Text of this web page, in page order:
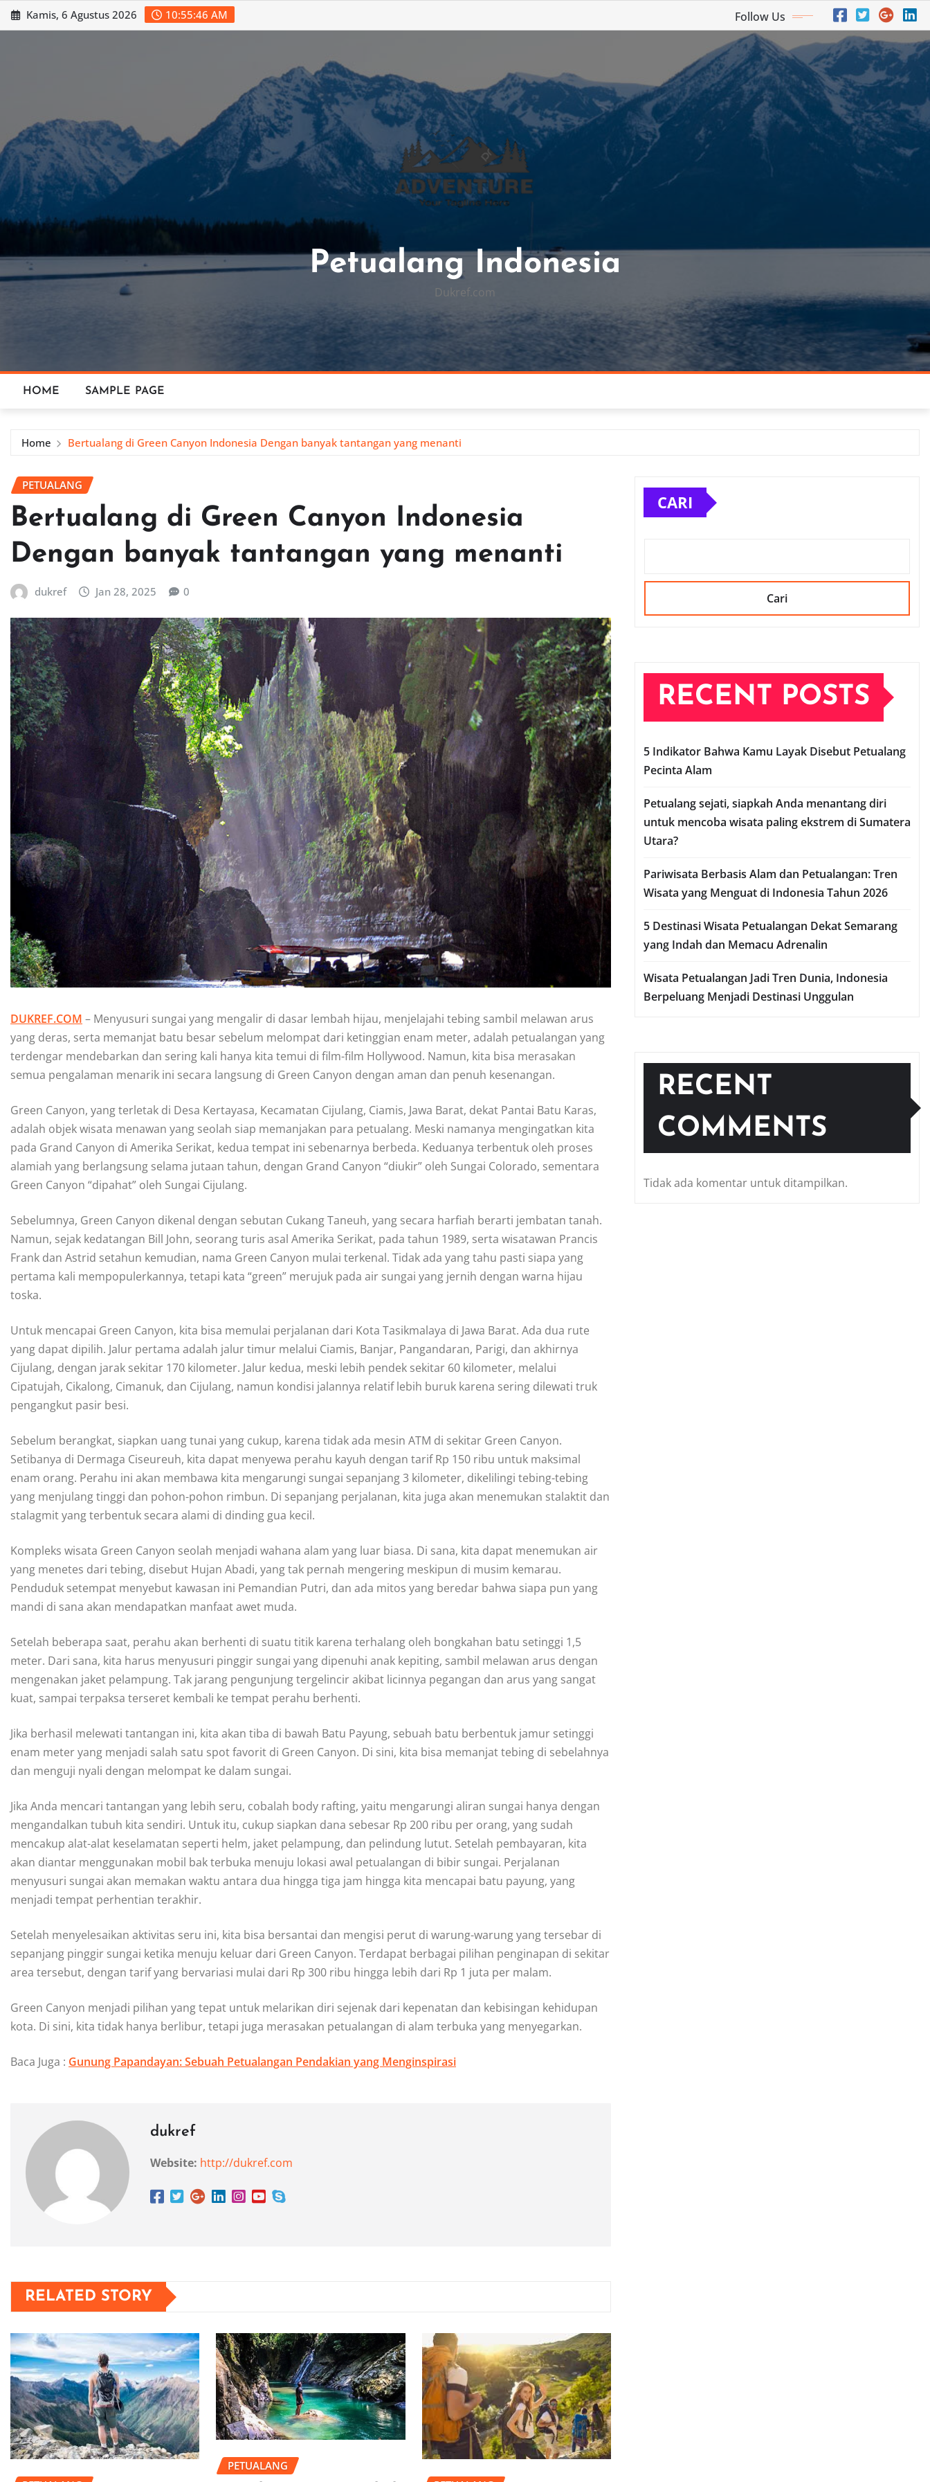
Skip
to
Kamis, 6 Agustus 2026 10:55:48 AM Follow Us
Petualang Indonesia
Dukref.com
HOME SAMPLE PAGE
Home Bertualang di Green Canyon Indonesia Dengan banyak tantangan yang menanti
PETUALANG
Bertualang di Green Canyon Indonesia
Dengan banyak tantangan yang menanti
dukref Jan 28, 2025 0
DUKREF.COM – Menyusuri sungai yang mengalir di dasar lembah hijau, menjelajahi tebing sambil melawan arus
yang deras, serta memanjat batu besar sebelum melompat dari ketinggian enam meter, adalah petualangan yang
terdengar mendebarkan dan sering kali hanya kita temui di film-film Hollywood. Namun, kita bisa merasakan
semua pengalaman menarik ini secara langsung di Green Canyon dengan aman dan penuh kesenangan.
Green Canyon, yang terletak di Desa Kertayasa, Kecamatan Cijulang, Ciamis, Jawa Barat, dekat Pantai Batu Karas,
adalah objek wisata menawan yang seolah siap memanjakan para petualang. Meski namanya mengingatkan kita
pada Grand Canyon di Amerika Serikat, kedua tempat ini sebenarnya berbeda. Keduanya terbentuk oleh proses
alamiah yang berlangsung selama jutaan tahun, dengan Grand Canyon “diukir” oleh Sungai Colorado, sementara
Green Canyon “dipahat” oleh Sungai Cijulang.
Sebelumnya, Green Canyon dikenal dengan sebutan Cukang Taneuh, yang secara harfiah berarti jembatan tanah.
Namun, sejak kedatangan Bill John, seorang turis asal Amerika Serikat, pada tahun 1989, serta wisatawan Prancis
Frank dan Astrid setahun kemudian, nama Green Canyon mulai terkenal. Tidak ada yang tahu pasti siapa yang
pertama kali mempopulerkannya, tetapi kata “green” merujuk pada air sungai yang jernih dengan warna hijau
toska.
Untuk mencapai Green Canyon, kita bisa memulai perjalanan dari Kota Tasikmalaya di Jawa Barat. Ada dua rute
yang dapat dipilih. Jalur pertama adalah jalur timur melalui Ciamis, Banjar, Pangandaran, Parigi, dan akhirnya
Cijulang, dengan jarak sekitar 170 kilometer. Jalur kedua, meski lebih pendek sekitar 60 kilometer, melalui
Cipatujah, Cikalong, Cimanuk, dan Cijulang, namun kondisi jalannya relatif lebih buruk karena sering dilewati truk
pengangkut pasir besi.
Sebelum berangkat, siapkan uang tunai yang cukup, karena tidak ada mesin ATM di sekitar Green Canyon.
Setibanya di Dermaga Ciseureuh, kita dapat menyewa perahu kayuh dengan tarif Rp 150 ribu untuk maksimal
enam orang. Perahu ini akan membawa kita mengarungi sungai sepanjang 3 kilometer, dikelilingi tebing-tebing
yang menjulang tinggi dan pohon-pohon rimbun. Di sepanjang perjalanan, kita juga akan menemukan stalaktit dan
stalagmit yang terbentuk secara alami di dinding gua kecil.
Kompleks wisata Green Canyon seolah menjadi wahana alam yang luar biasa. Di sana, kita dapat menemukan air
yang menetes dari tebing, disebut Hujan Abadi, yang tak pernah mengering meskipun di musim kemarau.
Penduduk setempat menyebut kawasan ini Pemandian Putri, dan ada mitos yang beredar bahwa siapa pun yang
mandi di sana akan mendapatkan manfaat awet muda.
Setelah beberapa saat, perahu akan berhenti di suatu titik karena terhalang oleh bongkahan batu setinggi 1,5
meter. Dari sana, kita harus menyusuri pinggir sungai yang dipenuhi anak kepiting, sambil melawan arus dengan
mengenakan jaket pelampung. Tak jarang pengunjung tergelincir akibat licinnya pegangan dan arus yang sangat
kuat, sampai terpaksa terseret kembali ke tempat perahu berhenti.
Jika berhasil melewati tantangan ini, kita akan tiba di bawah Batu Payung, sebuah batu berbentuk jamur setinggi
enam meter yang menjadi salah satu spot favorit di Green Canyon. Di sini, kita bisa memanjat tebing di sebelahnya
dan menguji nyali dengan melompat ke dalam sungai.
Jika Anda mencari tantangan yang lebih seru, cobalah body rafting, yaitu mengarungi aliran sungai hanya dengan
mengandalkan tubuh kita sendiri. Untuk itu, cukup siapkan dana sebesar Rp 200 ribu per orang, yang sudah
mencakup alat-alat keselamatan seperti helm, jaket pelampung, dan pelindung lutut. Setelah pembayaran, kita
akan diantar menggunakan mobil bak terbuka menuju lokasi awal petualangan di bibir sungai. Perjalanan
menyusuri sungai akan memakan waktu antara dua hingga tiga jam hingga kita mencapai batu payung, yang
menjadi tempat perhentian terakhir.
Setelah menyelesaikan aktivitas seru ini, kita bisa bersantai dan mengisi perut di warung-warung yang tersebar di
sepanjang pinggir sungai ketika menuju keluar dari Green Canyon. Terdapat berbagai pilihan penginapan di sekitar
area tersebut, dengan tarif yang bervariasi mulai dari Rp 300 ribu hingga lebih dari Rp 1 juta per malam.
Green Canyon menjadi pilihan yang tepat untuk melarikan diri sejenak dari kepenatan dan kebisingan kehidupan
kota. Di sini, kita tidak hanya berlibur, tetapi juga merasakan petualangan di alam terbuka yang menyegarkan.
Baca Juga : Gunung Papandayan: Sebuah Petualangan Pendakian yang Menginspirasi
dukref
Website: http://dukref.com
RELATED STORY
PETUALANG
CARI
Cari
RECENT POSTS
5 Indikator Bahwa Kamu Layak Disebut Petualang
Pecinta Alam
Petualang sejati, siapkah Anda menantang diri
untuk mencoba wisata paling ekstrem di Sumatera
Utara?
Pariwisata Berbasis Alam dan Petualangan: Tren
Wisata yang Menguat di Indonesia Tahun 2026
5 Destinasi Wisata Petualangan Dekat Semarang
yang Indah dan Memacu Adrenalin
Wisata Petualangan Jadi Tren Dunia, Indonesia
Berpeluang Menjadi Destinasi Unggulan
RECENT
COMMENTS
Tidak ada komentar untuk ditampilkan.